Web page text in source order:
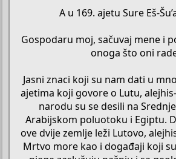
A u 169. ajetu Sure Eš-
Gospodaru moj, sačuvaj mene i
onoga što oni
Jasni znaci koji su nam dati u
ajetima koji govore o Lutu,
narodu su se desili na
Arabijskom poluotoku i Egiptu.
ove dvije zemlje leži Lutovo,
Mrtvo more kao i događaji koji